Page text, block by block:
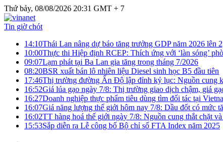
Thứ bảy, 08/08/2026 20:31 GMT + 7
Tin giờ chót
14:10Thái Lan nâng dự báo tăng trưởng GDP năm 2026 lên
10:00Thực thi Hiệp định RCEP: Thích ứng với ‘làn sóng’
09:07Lạm phát tại Ba Lan gia tăng trong tháng 7/2026
08:20BSR xuất bán lô nhiên liệu Diesel sinh học B5 đầu tiên
17:46Thị trường đường Ấn Độ lập đỉnh kỷ lục: Nguồn cung
16:52Giá lúa gạo ngày 7/8: Thị trường giao dịch chậm, giá
16:27Doanh nghiệp thực phẩm tiêu dùng tìm đối tác tại
16:07Giá năng lượng thế giới hôm nay 7/8: Dầu đốt có mức
16:02TT hàng hoá thế giới ngày 7/8: Nguồn cung thắt chặt
15:53Sắp diễn ra Lễ công bố Bộ chỉ số FTA Index năm 2025